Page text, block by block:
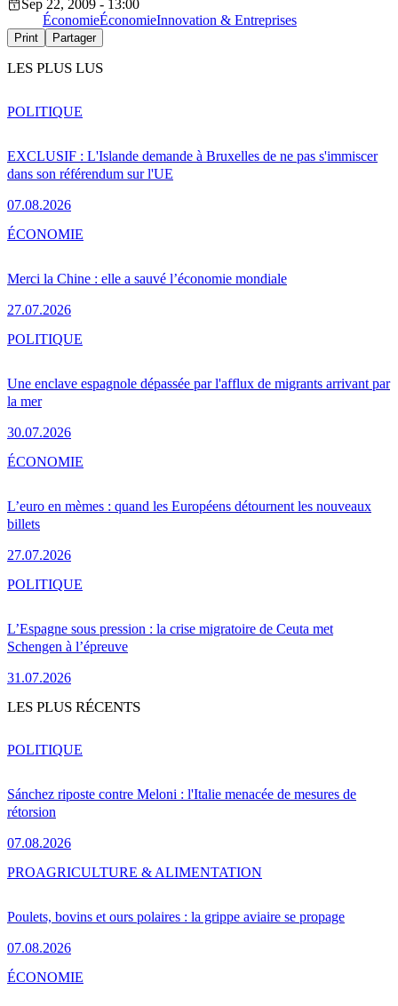
Sep 22, 2009 - 13:00
ÉconomieÉconomieInnovation & Entreprises
Print Partager
LES PLUS LUS
EXCLUSIF : L'Islande demande à Bruxelles de ne pas s'immiscer
dans son référendum sur l'UE
07.08.2026
POLITIQUE
Merci la Chine : elle a sauvé l’économie mondiale
27.07.2026
ÉCONOMIE
Une enclave espagnole dépassée par l'afflux de migrants arrivant par
la mer
30.07.2026
POLITIQUE
L’euro en mèmes : quand les Européens détournent les nouveaux
billets
27.07.2026
ÉCONOMIE
L’Espagne sous pression : la crise migratoire de Ceuta met
Schengen à l’épreuve
31.07.2026
POLITIQUE
LES PLUS RÉCENTS
Sánchez riposte contre Meloni : l'Italie menacée de mesures de
rétorsion
07.08.2026
POLITIQUE
Poulets, bovins et ours polaires : la grippe aviaire se propage
07.08.2026
PROAGRICULTURE & ALIMENTATION
ÉCONOMIE